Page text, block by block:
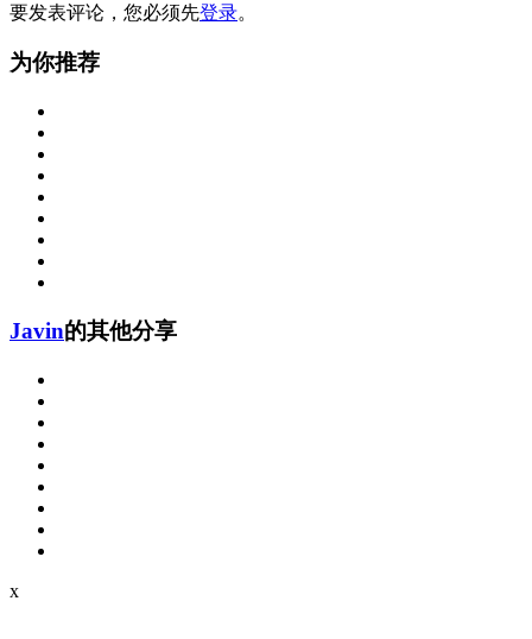
要发表评论，您必须先登录。
为你推荐
Javin的其他分享
x